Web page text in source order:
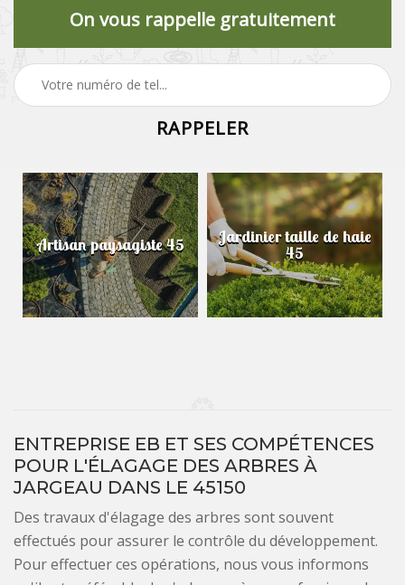
On vous rappelle gratuitement
Artisan paysagiste 45 Jardinier taille de haie
45
ENTREPRISE EB ET SES COMPÉTENCES
POUR L'ÉLAGAGE DES ARBRES À
JARGEAU DANS LE 45150
Des travaux d'élagage des arbres sont souvent
effectués pour assurer le contrôle du développement.
Pour effectuer ces opérations, nous vous informons